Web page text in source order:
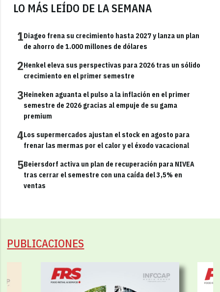
LO MÁS LEÍDO DE LA SEMANA
1Diageo frena su crecimiento hasta 2027 y lanza un plan
de ahorro de 1.000 millones de dólares
2Henkel eleva sus perspectivas para 2026 tras un sólido
crecimiento en el primer semestre
3Heineken aguanta el pulso a la inflación en el primer
semestre de 2026 gracias al empuje de su gama
premium
4Los supermercados ajustan el stock en agosto para
frenar las mermas por el calor y el éxodo vacacional
5Beiersdorf activa un plan de recuperación para NIVEA
tras cerrar el semestre con una caída del 3,5% en
ventas
PUBLICACIONES